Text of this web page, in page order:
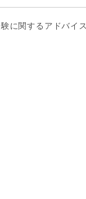
に関するアドバイス